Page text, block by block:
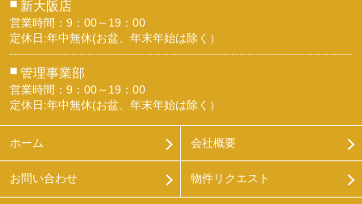
■ 新大阪店
営業時間：9：00～19：00
定休日:年中無休(お盆、年末年始は除く）
■ 管理事業部
営業時間：9：00～19：00
定休日:年中無休(お盆、年末年始は除く）
ホーム 会社概要
お問い合わせ 物件リクエスト